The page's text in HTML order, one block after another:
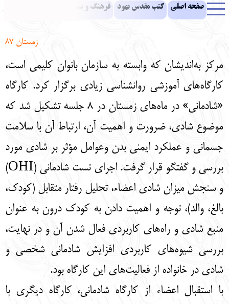
صفحه اصلی کتب مقدس یهود فرهنگ و بینش یهود
English עברית
زمستان 87
مرکز به‌اندیشان که وابسته به سازمان بانوان کلیمی است،
کارگاه‌های آموزشی روانشناسی زیادی برگزار کرد. کارگاه
«شادمانی» در ماه‌های زمستان در 8 جلسه تشکیل شد که
موضوع شادی، ضرورت و اهمیت آن، ارتباط آن با سلامت
جسمانی و عملکرد ایمنی بدن وعوامل مؤثر بر شادی مورد
بررسی و گفتگو قرار گرفت. اجرای تست شادمانی (OHI)
و سنجش میزان شادی اعضاء، تحلیل رفتار متقابل (کودک،
بالغ، والد)، توجه و اهمیت دادن به کودک درون به عنوان
منبع شادی و راه‌های کاربردی فعال شدن آن و در نهایت،
بررسی شیوه‌های کاربردی افزایش شادمانی شخصی و
شادی در خانواده از فعالیت‌های این کارگاه بود.
با استقبال اعضاء از کارگاه شادمانی، کارگاه دیگری با